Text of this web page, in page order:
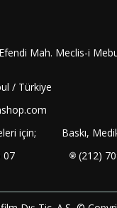
Mah. Meclis-i
/ Türkiye
için;
07
Baskı,
(212)